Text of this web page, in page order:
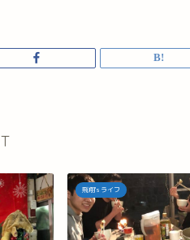
飛翔's ライフ